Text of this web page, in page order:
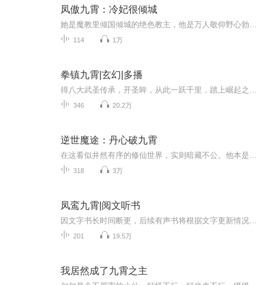
凤傲九霄：冷妃很倾城
114 1万
拳镇九霄|玄幻|多播
346 20.2万
逆世魔途：丹心破九霄
318 3万
凤鸾九霄|阅文听书
201 19.5万
我居然成了九霄之主